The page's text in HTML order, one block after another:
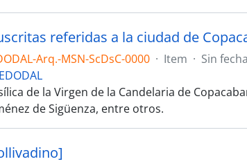
referidas a la ciudad de
Arq.-MSN-ScDsC-0000 · Item · Sin fecha
de la Virgen de la Candelaria de
de Sigüenza, entre otros.